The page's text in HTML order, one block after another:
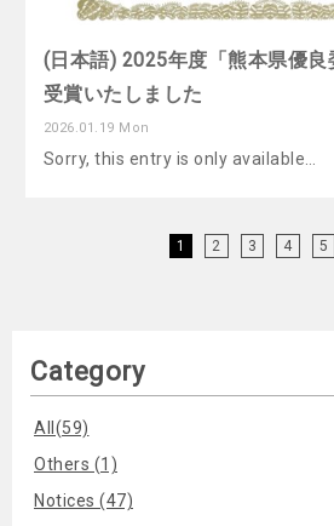
(日本語) 2025年度「熊本県優良
受賞いたしました
2026.01.19 Mon
Sorry, this entry is only available…
1 2 3 4 5
Category
All(59)
Others (1)
Notices (47)